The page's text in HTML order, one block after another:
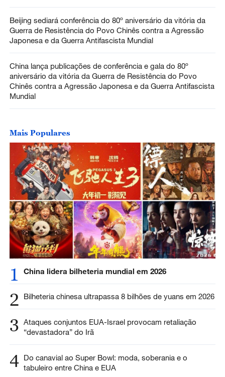
Beijing sediará conferência do 80º aniversário da vitória da
Guerra de Resistência do Povo Chinês contra a Agressão
Japonesa e da Guerra Antifascista Mundial
China lança publicações de conferência e gala do 80º
aniversário da vitória da Guerra de Resistência do Povo
Chinês contra a Agressão Japonesa e da Guerra Antifascista
Mundial
Mais Populares
1 China lidera bilheteria mundial em 2026
2 Bilheteria chinesa ultrapassa 8 bilhões de yuans em 2026
3 Ataques conjuntos EUA-Israel provocam retaliação
“devastadora” do Irã
4 Do canavial ao Super Bowl: moda, soberania e o
tabuleiro entre China e EUA